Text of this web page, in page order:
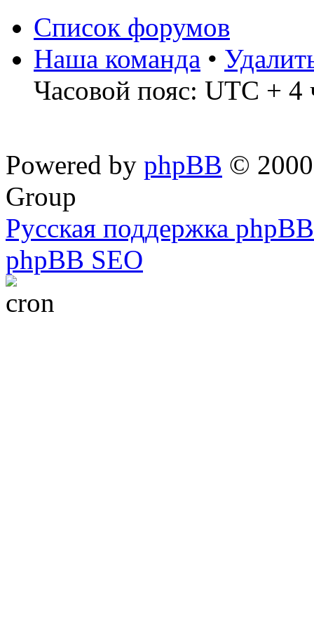
Список форумов
Наша команда •
Часовой пояс: UTC + 4
Powered by phpBB ©
Group
Русская поддержка phpBB
phpBB SEO